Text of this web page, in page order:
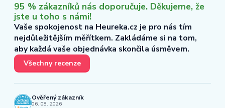
95 % zákazníků nás doporučuje. Děkujeme, že
jste u toho s námi!
Vaše spokojenost na Heureka.cz je pro nás tím
nejdůležitějším měřítkem. Zakládáme si na tom,
aby každá vaše objednávka skončila úsměvem.
Všechny recenze
Ověřený zákazník
06. 08. 2026